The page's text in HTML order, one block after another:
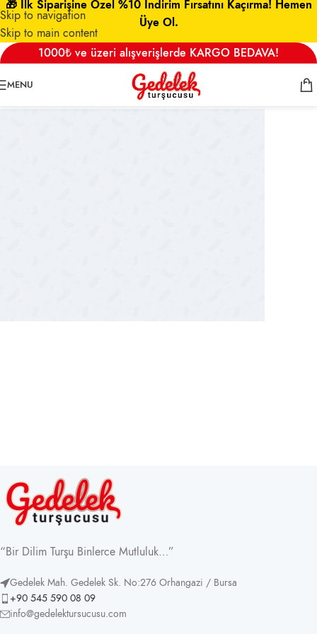
Skip to navigation
Skip to main content
🎁 İlk Siparişine Özel %10 İndirim Fırsatını Kaçırma! Hemen
Üye Ol.
1000₺ ve üzeri alışverişlerde KARGO BEDAVA!
MENU
011111
adminOn 15 Mart 2023
“Bir Dilim Turşu Binlerce Mutluluk…”
Gedelek Mah. Gedelek Sk. No:276 Orhangazi / Bursa
+90 545 590 08 09
info@gedelektursucusu.com